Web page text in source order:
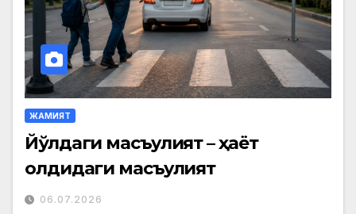
ЖАМИЯТ
Йўлдаги масъулият – ҳаёт
олдидаги масъулият
06.07.2026